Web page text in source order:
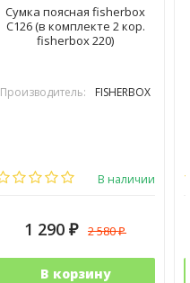
Сумка поясная fisherbox
C126 (в комплекте 2 кор.
fisherbox 220)
Производитель: FISHERBOX
В наличии
1 290 ₽ 2 580₽
В корзину